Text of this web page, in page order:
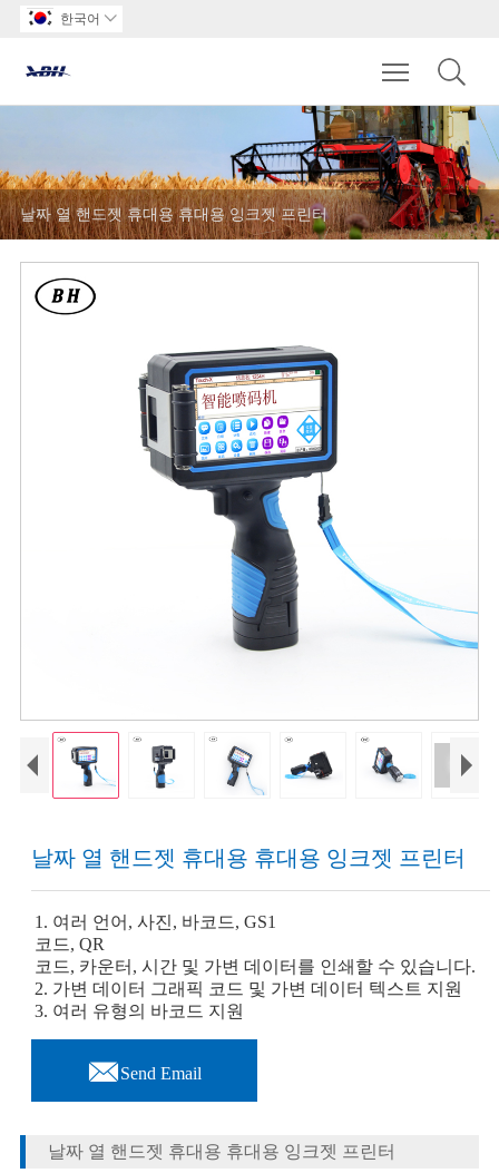
한국어 
Toggle
날짜 열 핸드젯 휴대용 휴대용 잉크젯 프린터
날짜 열 핸드젯 휴대용 휴대용 잉크젯 프린터
1. 여러 언어, 사진, 바코드, GS1
코드, QR
코드, 카운터, 시간 및 가변 데이터를 인쇄할 수 있습니다.
2. 가변 데이터 그래픽 코드 및 가변 데이터 텍스트 지원
3. 여러 유형의 바코드 지원
Send Email
날짜 열 핸드젯 휴대용 휴대용 잉크젯 프린터